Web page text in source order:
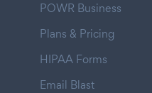
POWR Business
Plans & Pricing
HIPAA Forms
Email Blast